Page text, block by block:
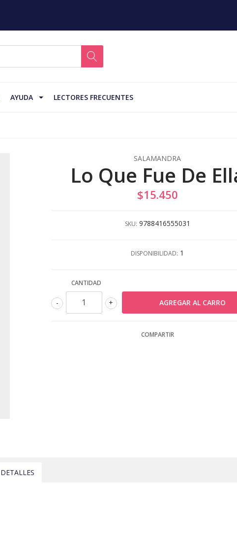
AYUDA LECTORES FRECUENTES
SALAMANDRA
Lo Que Fue De
$15.450
SKU: 9788416555031
DISPONIBILIDAD: 1
CANTIDAD
+
-
COMPARTIR
DETALLES